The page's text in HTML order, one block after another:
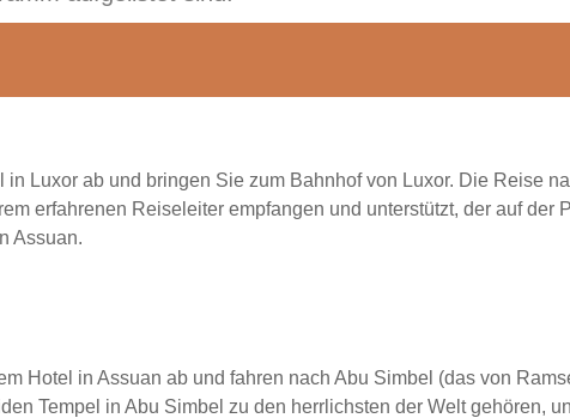
Luxor ab und bringen Sie zum Bahnhof von Luxor. Die Reise
erfahrenen Reiseleiter empfangen und unterstützt, der auf der
Assuan.
Hotel in Assuan ab und fahren nach Abu Simbel (das von
Tempel in Abu Simbel zu den herrlichsten der Welt gehören,